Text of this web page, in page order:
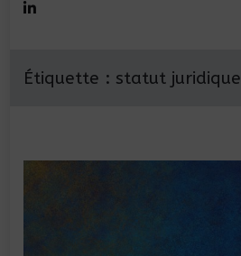
Étiquette : statut juridique